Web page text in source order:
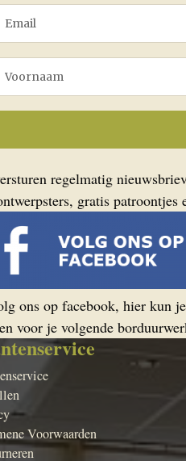
regelmatig
gratis patroontjes
ons op facebook, hier kun
voor je volgende
Voorwaarden